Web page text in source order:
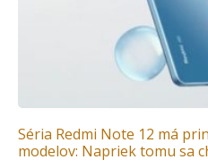
Séria Redmi Note 12 má
modelov: Napriek tomu sa